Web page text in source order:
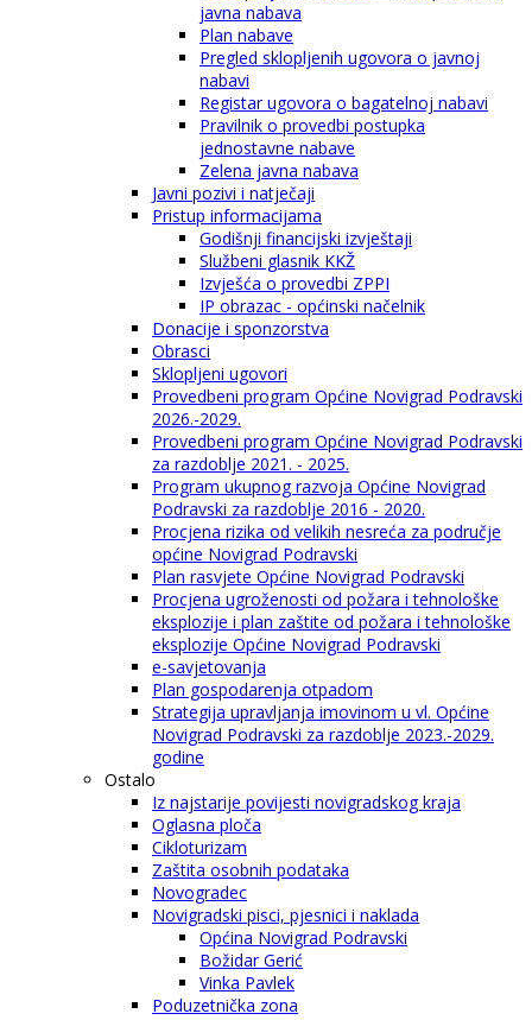
javna nabava
Plan nabave
Pregled sklopljenih ugovora o javnoj
nabavi
Registar ugovora o bagatelnoj nabavi
Pravilnik o provedbi postupka
jednostavne nabave
Zelena javna nabava
Javni pozivi i natječaji
Pristup informacijama
Godišnji financijski izvještaji
Službeni glasnik KKŽ
Izvješća o provedbi ZPPI
IP obrazac - općinski načelnik
Donacije i sponzorstva
Obrasci
Sklopljeni ugovori
Provedbeni program Općine Novigrad Podravski
2026.-2029.
Provedbeni program Općine Novigrad Podravski
za razdoblje 2021. - 2025.
Program ukupnog razvoja Općine Novigrad
Podravski za razdoblje 2016 - 2020.
Procjena rizika od velikih nesreća za područje
općine Novigrad Podravski
Plan rasvjete Općine Novigrad Podravski
Procjena ugroženosti od požara i tehnološke
eksplozije i plan zaštite od požara i tehnološke
eksplozije Općine Novigrad Podravski
e-savjetovanja
Plan gospodarenja otpadom
Strategija upravljanja imovinom u vl. Općine
Novigrad Podravski za razdoblje 2023.-2029.
godine
Ostalo
Iz najstarije povijesti novigradskog kraja
Oglasna ploča
Cikloturizam
Zaštita osobnih podataka
Novogradec
Novigradski pisci, pjesnici i naklada
Općina Novigrad Podravski
Božidar Gerić
Vinka Pavlek
Poduzetnička zona